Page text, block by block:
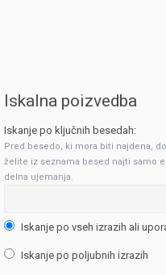
Iskalna poizvedba
Iskanje po ključnih besedah:
Pred besedo, ki mora biti najdena,
želite iz seznama besed najti samo
delna ujemanja.
Iskanje po vseh izrazih ali
Iskanje po poljubnih izrazih